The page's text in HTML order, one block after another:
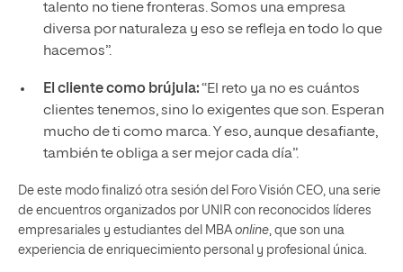
talento no tiene fronteras. Somos una empresa
diversa por naturaleza y eso se refleja en todo lo que
hacemos”.
El cliente como brújula:“El reto ya no es cuántos
clientes tenemos, sino lo exigentes que son. Esperan
mucho de ti como marca. Y eso, aunque desafiante,
también te obliga a ser mejor cada día”.
De este modo finalizó otra sesión del Foro Visión CEO, una serie
de encuentros organizados por UNIR con reconocidos líderes
empresariales y estudiantes del MBAonline, que son una
experiencia de enriquecimiento personal y profesional única.